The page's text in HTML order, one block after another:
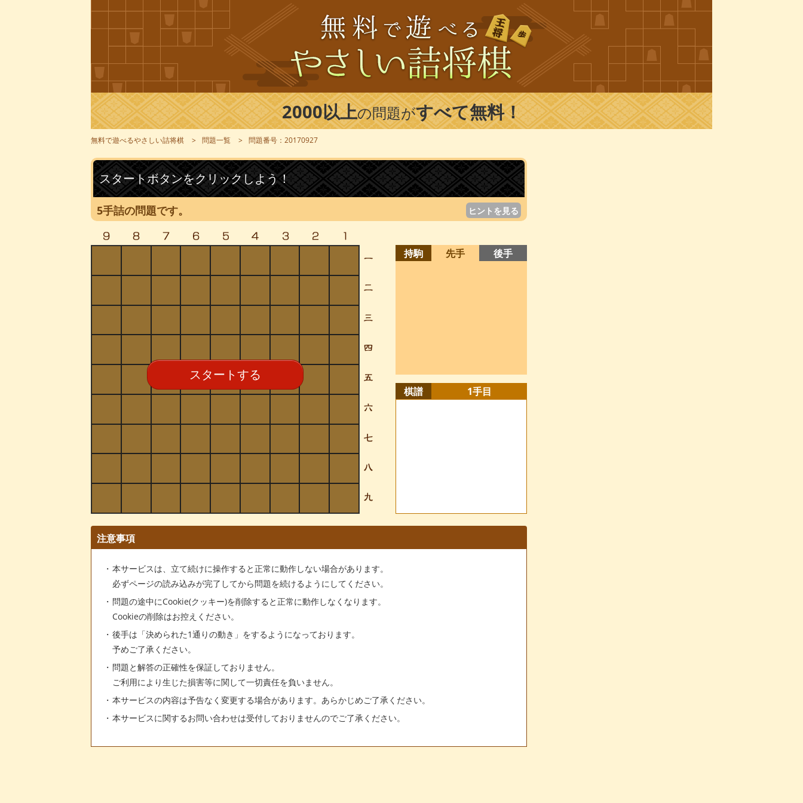
2000以上の問題がすべて無料！
無料で遊べるやさしい詰将棋 問題一覧 問題番号：20170927
スタートボタンをクリックしよう！
5手詰の問題です。 ヒントを見る
スタートする
持駒 先手 後手
棋譜 1手目
注意事項
本サービスは、立て続けに操作すると正常に動作しない場合があります。
必ずページの読み込みが完了してから問題を続けるようにしてください。
問題の途中にCookie(クッキー)を削除すると正常に動作しなくなります。
Cookieの削除はお控えください。
後手は「決められた1通りの動き」をするようになっております。
予めご了承ください。
問題と解答の正確性を保証しておりません。
ご利用により生じた損害等に関して一切責任を負いません。
本サービスの内容は予告なく変更する場合があります。あらかじめご了承ください。
本サービスに関するお問い合わせは受付しておりませんのでご了承ください。